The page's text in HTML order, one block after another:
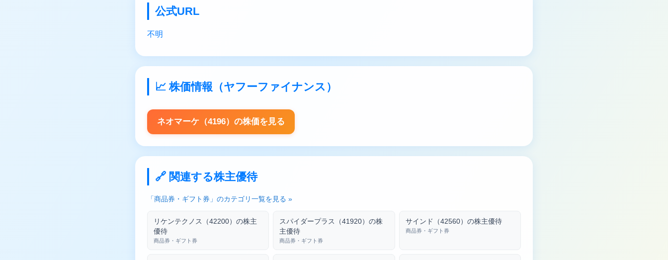
公式URL
不明
📈 株価情報（ヤフーファイナンス）
ネオマーケ（4196）の株価を見る
🔗 関連する株主優待
「商品券・ギフト券」のカテゴリ一覧を見る »
リケンテクノス（42200）の株主
優待
商品券・ギフト券
スパイダープラス（41920）の株
主優待
商品券・ギフト券
サインド（42560）の株主優待
商品券・ギフト券